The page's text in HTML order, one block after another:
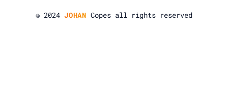
© 2024JOHAN Copes all rights reserved